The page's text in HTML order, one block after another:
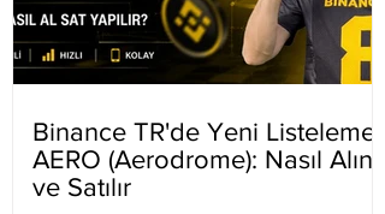
Binance TR'de Yeni Listeleme
AERO (Aerodrome): Nasıl Alınır
ve Satılır